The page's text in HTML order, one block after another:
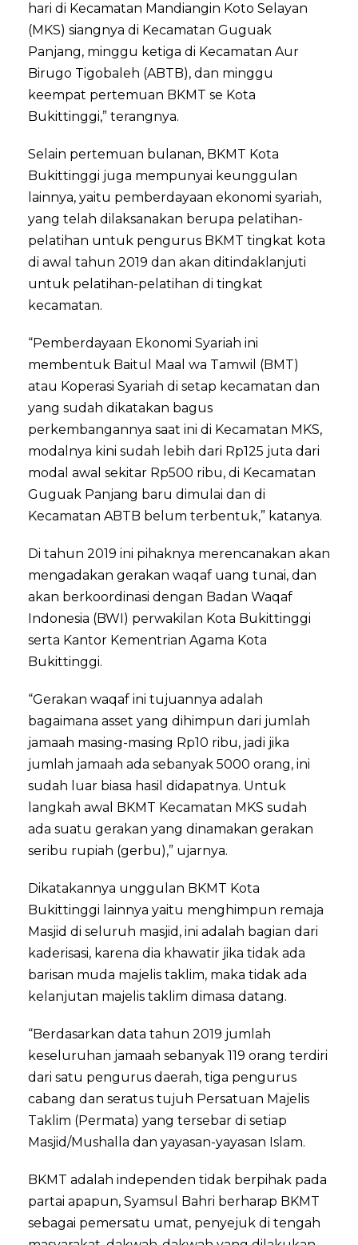
hari di Kecamatan Mandiangin Koto Selayan
(MKS) siangnya di Kecamatan Guguak
Panjang, minggu ketiga di Kecamatan Aur
Birugo Tigobaleh (ABTB), dan minggu
keempat pertemuan BKMT se Kota
Bukittinggi,” terangnya.
Selain pertemuan bulanan, BKMT Kota
Bukittinggi juga mempunyai keunggulan
lainnya, yaitu pemberdayaan ekonomi syariah,
yang telah dilaksanakan berupa pelatihan-
pelatihan untuk pengurus BKMT tingkat kota
di awal tahun 2019 dan akan ditindaklanjuti
untuk pelatihan-pelatihan di tingkat
kecamatan.
“Pemberdayaan Ekonomi Syariah ini
membentuk Baitul Maal wa Tamwil (BMT)
atau Koperasi Syariah di setap kecamatan dan
yang sudah dikatakan bagus
perkembangannya saat ini di Kecamatan MKS,
modalnya kini sudah lebih dari Rp125 juta dari
modal awal sekitar Rp500 ribu, di Kecamatan
Guguak Panjang baru dimulai dan di
Kecamatan ABTB belum terbentuk,” katanya.
Di tahun 2019 ini pihaknya merencanakan akan
mengadakan gerakan waqaf uang tunai, dan
akan berkoordinasi dengan Badan Waqaf
Indonesia (BWI) perwakilan Kota Bukittinggi
serta Kantor Kementrian Agama Kota
Bukittinggi.
“Gerakan waqaf ini tujuannya adalah
bagaimana asset yang dihimpun dari jumlah
jamaah masing-masing Rp10 ribu, jadi jika
jumlah jamaah ada sebanyak 5000 orang, ini
sudah luar biasa hasil didapatnya. Untuk
langkah awal BKMT Kecamatan MKS sudah
ada suatu gerakan yang dinamakan gerakan
seribu rupiah (gerbu),” ujarnya.
Dikatakannya unggulan BKMT Kota
Bukittinggi lainnya yaitu menghimpun remaja
Masjid di seluruh masjid, ini adalah bagian dari
kaderisasi, karena dia khawatir jika tidak ada
barisan muda majelis taklim, maka tidak ada
kelanjutan majelis taklim dimasa datang.
“Berdasarkan data tahun 2019 jumlah
keseluruhan jamaah sebanyak 119 orang terdiri
dari satu pengurus daerah, tiga pengurus
cabang dan seratus tujuh Persatuan Majelis
Taklim (Permata) yang tersebar di setiap
Masjid/Mushalla dan yayasan-yayasan Islam.
BKMT adalah independen tidak berpihak pada
partai apapun, Syamsul Bahri berharap BKMT
sebagai pemersatu umat, penyejuk di tengah